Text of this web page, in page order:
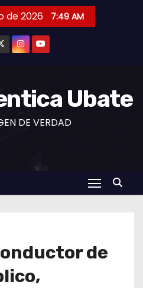
de 2026 7:49 AM
Ubate
DE VERDAD
de